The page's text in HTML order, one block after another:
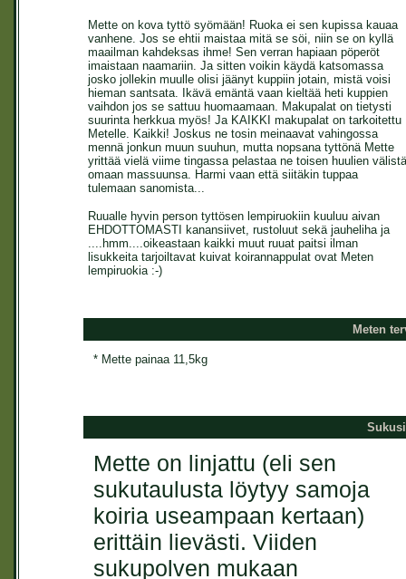
Mette on kova tyttö syömään! Ruoka ei sen kupissa kauaa
vanhene. Jos se ehtii maistaa mitä se söi, niin se on kyllä
maailman kahdeksas ihme! Sen verran hapiaan pöperöt
imaistaan naamariin. Ja sitten voikin käydä katsomassa
josko jollekin muulle olisi jäänyt kuppiin jotain, mistä voisi
hieman santsata. Ikävä emäntä vaan kieltää heti kuppien
vaihdon jos se sattuu huomaamaan. Makupalat on tietysti
suurinta herkkua myös! Ja KAIKKI makupalat on tarkoitettu
Metelle. Kaikki! Joskus ne tosin meinaavat vahingossa
mennä jonkun muun suuhun, mutta nopsana tyttönä Mette
yrittää vielä viime tingassa pelastaa ne toisen huulien välistä
omaan massuunsa. Harmi vaan että siitäkin tuppaa
tulemaan sanomista...
Ruualle hyvin person tyttösen lempiruokiin kuuluu aivan
EHDOTTOMASTI kanansiivet, rustoluut sekä jauheliha ja
....hmm....oikeastaan kaikki muut ruuat paitsi ilman
lisukkeita tarjoiltavat kuivat koirannappulat ovat Meten
lempiruokia :-)
Meten
* Mette painaa 11,5kg
Mette on linjattu (eli sen
sukutaulusta löytyy samoja
koiria useampaan kertaan)
erittäin lievästi. Viiden
sukupolven mukaan